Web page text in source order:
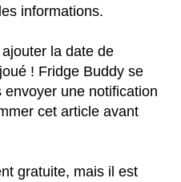
informations.
la date de
! Fridge Buddy se
une notification
cet article avant
gratuite, mais il est